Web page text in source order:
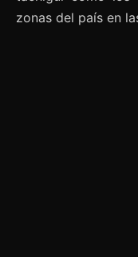
zonas del país en